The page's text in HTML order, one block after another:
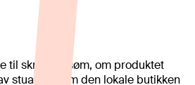
til skreddersøm, om produktet
stua eller om den lokale butikken